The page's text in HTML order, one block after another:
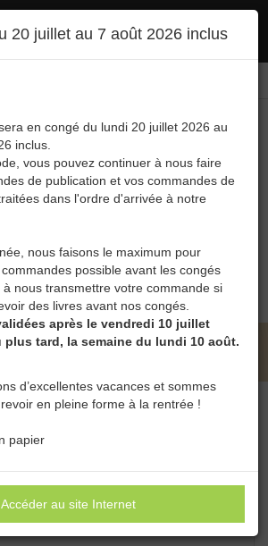
en matière de confidentialité Accepter
20 juillet au 7 août 2026 inclus
en congé du lundi 20 juillet 2026 au
inclus.
vous pouvez continuer à nous faire
de publication et vos commandes de
dans l'ordre d'arrivée à notre
nous faisons le maximum pour
possible avant les congés
nous transmettre votre commande si
des livres avant nos congés.
après le vendredi 10 juillet
plus tard, la semaine du lundi 10 août.
d’excellentes vacances et sommes
en pleine forme à la rentrée !
papier
Accéder au site Internet
Menu
0
• CATALOGUE
les catégories
: Sous-catégories